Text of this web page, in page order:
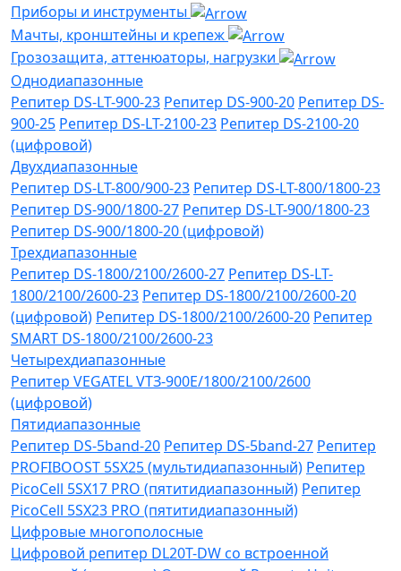
Приборы и инструменты
Мачты, кронштейны и крепеж
Грозозащита, аттенюаторы, нагрузки
Однодиапазонные
Репитер DS-LT-900-23 Репитер DS-900-20 Репитер DS-
900-25 Репитер DS-LT-2100-23 Репитер DS-2100-20
(цифровой)
Двухдиапазонные
Репитер DS-LT-800/900-23 Репитер DS-LT-800/1800-23
Репитер DS-900/1800-27 Репитер DS-LT-900/1800-23
Репитер DS-900/1800-20 (цифровой)
Трехдиапазонные
Репитер DS-1800/2100/2600-27 Репитер DS-LT-
1800/2100/2600-23 Репитер DS-1800/2100/2600-20
(цифровой) Репитер DS-1800/2100/2600-20 Репитер
SMART DS-1800/2100/2600-23
Четырехдиапазонные
Репитер VЕGATEL VТЗ-900Е/1800/2100/2600
(цифровой)
Пятидиапазонные
Репитер DS-5band-20 Репитер DS-5band-27 Репитер
PROFIBOOST 5SX25 (мультидиапазонный) Репитер
PicoCell 5SX17 PRO (пятитидиапазонный) Репитер
PicoCell 5SX23 PRO (пятитидиапазонный)
Цифровые многополосные
Цифровой репитер DL20T-DW со встроенной